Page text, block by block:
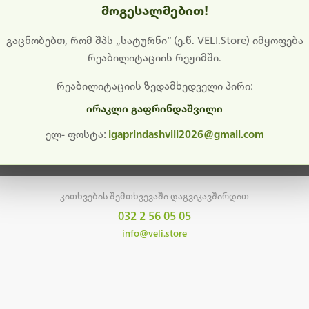
გიხდით შეფერხებისთვის. ამჟამად მიმდინარეობს
განახლება და ტექნიკური სამუშაოები.
მალე ისევ ხელმისაწვდომი იქნება. გმადლობთ მოთმინებისთვის!
მთავარ გვერდზე დაბრუნება
კითხვების შემთხვევაში დაგვიკავშირდით
032 2 56 05 05
info@veli.store
მოგესალმებით!
გაცნობებთ, რომ შპს „სატურნი“ (ე.წ. VELI.Store) იმყოფება
რეაბილიტაციის რეჟიმში.
რეაბილიტაციის ზედამხედველი პირი:
ირაკლი გაფრინდაშვილი
ელ- ფოსტა: igaprindashvili2026@gmail.com